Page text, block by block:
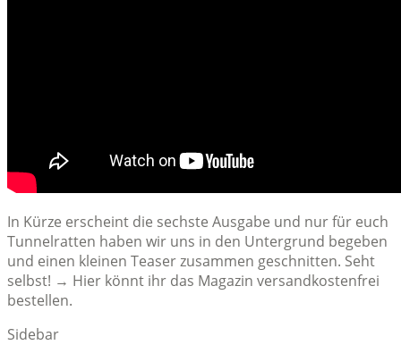
In Kürze erscheint die sechste Ausgabe und nur für euch
Tunnelratten haben wir uns in den Untergrund begeben
und einen kleinen Teaser zusammen geschnitten. Seht
selbst! → Hier könnt ihr das Magazin versandkostenfrei
bestellen.
Sidebar